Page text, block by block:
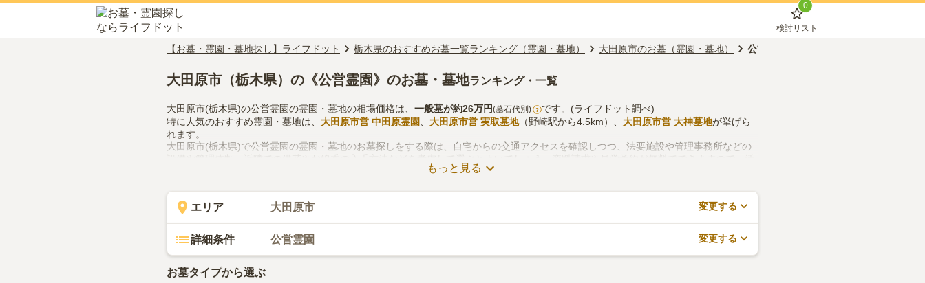
0
検討リスト
【お墓・霊園・墓地探し】ライフドット 栃木県のおすすめお墓一覧ランキング（霊園・墓地） 大田原市のお墓（霊園・墓地） 公営霊園
大田原市（栃木県）の《公営霊園》のお墓・墓地ランキング・一覧
大田原市(栃木県)の公営霊園の霊園・墓地の相場価格は、 一般墓が約26万円(墓石代別) ? です。(ライフドット調べ)
特に人気のおすすめ霊園・墓地は、 大田原市営 中田原霊園 大田原市営 実取墓地（野崎駅から4.5km）、 大田原市営 大神墓地が挙げら
れます。
大田原市(栃木県)で公営霊園の霊園・墓地のお墓探しをする際は、自宅からの交通アクセスを確認しつつ、法要施設や管理事務所などの
設備や管理体制、近隣での供花やお線香の入手方法などを考慮して選ぶとよいでしょう。資料請求や見学予約が無料でできますので、活
もっと見る
エリア 大田原市 変更する
詳細条件 公営霊園 変更する
お墓タイプから選ぶ